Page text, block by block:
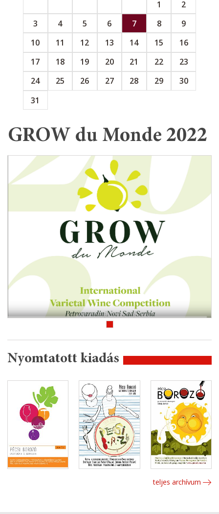
1
2
3
4 5 6 7 8
9
10
11 12 13 14 15
16
17
18 19 20 21 22
23
24
25 26 27 28 29
30
31
GROW du Monde 2022
Nyomtatott kiadás
teljes archívum